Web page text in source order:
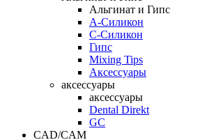
Альгинат и Гипс
A-Силикон
C-Силикон
Гипс
Mixing Tips
Аксессуары
аксессуары
аксессуары
Dental Direkt
GC
CAD/CAM